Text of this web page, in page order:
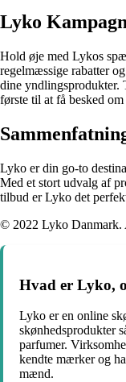
Lyko
Hold øje med Lykos
regelmæssige rabatter
dine yndlingsprodukter.
første til at få besked
Lyko er din go-to
Med et stort udvalg af
tilbud er Lyko det
© 2022 Lyko Danmark.
Hvad er Lyko,
Lyko er en online
skønhedsprodukter
parfumer.
kendte mærker og
mænd.